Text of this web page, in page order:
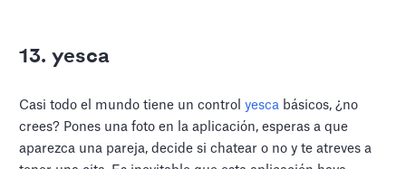
13. yesca
Casi todo el mundo tiene un controlyesca básicos, ¿no
crees? Pones una foto en la aplicación, esperas a que
aparezca una pareja, decide si chatear o no y te atreves a